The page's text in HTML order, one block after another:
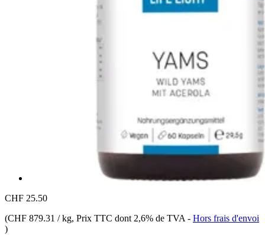
CHF 25.50
(CHF 879.31 / kg, Prix TTC dont 2,6% de TVA - Hors frais d'envoi
)